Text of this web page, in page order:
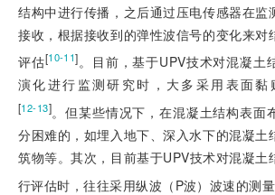
结构中进行传播，之后通过压电传感器在监
接收，根据接收到的弹性波信号的变化来对
评估[10-11]。目前，基于UPV技术对混凝土
演化进行监测研究时，大多采用表面黏
[12-13]。但某些情况下，在混凝土结构表面
分困难的，如埋入地下、深入水下的混凝土
筑物等。其次，目前基于UPV技术对混凝土
行评估时，往往采用纵波（P波）波速的测